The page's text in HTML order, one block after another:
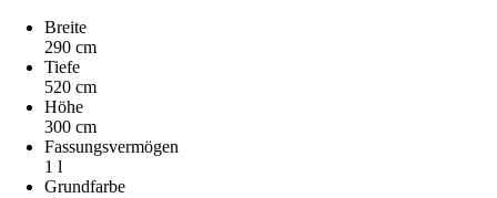
Breite
290 cm
Tiefe
520 cm
Höhe
300 cm
Fassungsvermögen
1 l
Grundfarbe